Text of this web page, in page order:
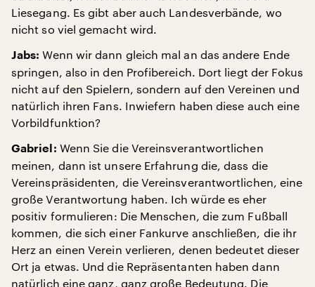
Liesegang. Es gibt aber auch Landesverbände, wo
nicht so viel gemacht wird.
Jabs: Wenn wir dann gleich mal an das andere Ende
springen, also in den Profibereich. Dort liegt der Fokus
nicht auf den Spielern, sondern auf den Vereinen und
natürlich ihren Fans. Inwiefern haben diese auch eine
Vorbildfunktion?
Gabriel: Wenn Sie die Vereinsverantwortlichen
meinen, dann ist unsere Erfahrung die, dass die
Vereinspräsidenten, die Vereinsverantwortlichen, eine
große Verantwortung haben. Ich würde es eher
positiv formulieren: Die Menschen, die zum Fußball
kommen, die sich einer Fankurve anschließen, die ihr
Herz an einen Verein verlieren, denen bedeutet dieser
Ort ja etwas. Und die Repräsentanten haben dann
natürlich eine ganz, ganz große Bedeutung. Die